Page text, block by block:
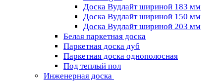
Доска Вудлайт шириной 183 мм
Доска Вудлайт шириной 150 мм
Доска Вудлайт шириной 203 мм
Белая паркетная доска
Паркетная доска дуб
Паркетная доска однополосная
Под теплый пол
Инженерная доска